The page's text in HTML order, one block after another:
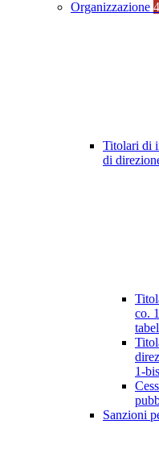
Organizzazione 4
Titolari di
di
co.
1-
Sanzioni